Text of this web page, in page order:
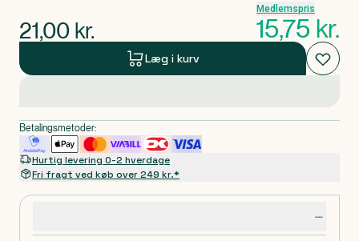
21,00 kr.
Medlemspris
15,75 kr.
Læg i kurv
Betalingsmetoder:
Hurtig levering 0-2 hverdage
Fri fragt ved køb over 249 kr.*